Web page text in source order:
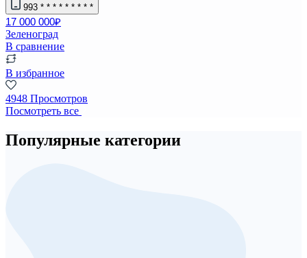
993 * * * * * * * * *
17 000 000₽
Зеленоград
В сравнение
В избранное
4948 Просмотров
Посмотреть все
Популярные категории